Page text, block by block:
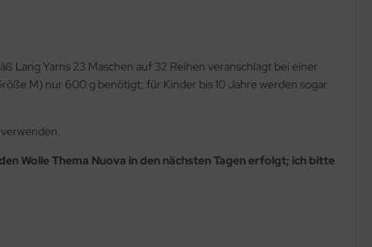
Lang Yarns 23 Maschen auf 32 Reihen veranschlagt bei einer
M) nur 600 g benötigt; für Kinder bis 10 Jahre werden sogar
WolleThema Nuova in den nächsten Tagen erfolgt; ich bitte